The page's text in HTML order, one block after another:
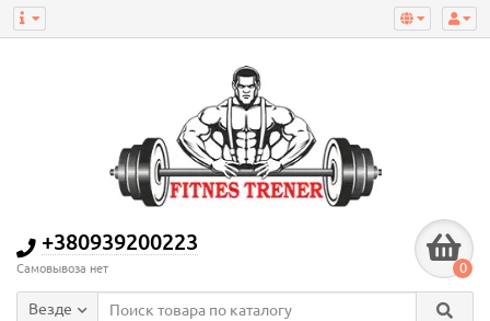
+380939200223
Самовывоза нет 0
Везде